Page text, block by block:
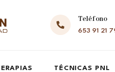
Teléfono
653 91 21
TÉCNICAS PNL